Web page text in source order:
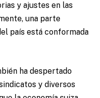
y ajustes en las
una parte
país está conformada
ha despertado
y diversos